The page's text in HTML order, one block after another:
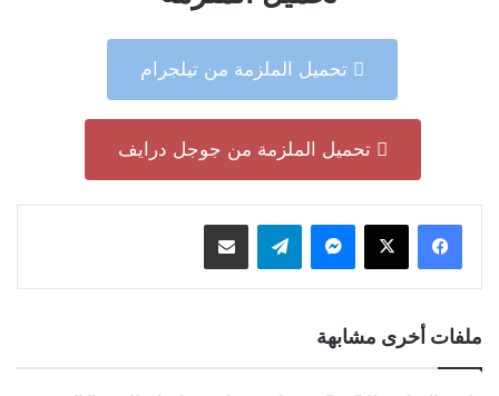
تحميل الملزمة من تيلجرام
تحميل الملزمة من جوجل درايف
ماسنجر تيلقرام مشاركة عبر البريد
ملفات أخرى مشابهة